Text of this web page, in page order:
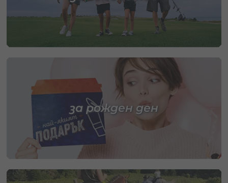
за рожден ден